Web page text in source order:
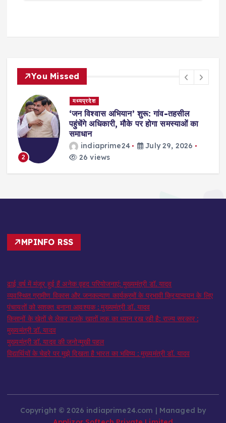
You Missed
2
मध्यप्रदेश
‘जन विश्वास अभियान’ शुरू: गांव-तहसील
पहुंचेंगे अधिकारी, मौके पर होगा समस्याओं का
समाधान
indiaprime24
July 29, 2026
26 views
MPINFO RSS
ढाई वर्ष में मंजूर हुई हैं अनेक वृहद परियोजनाएं: मुख्यमंत्री डॉ. यादव
व्यवस्थित ग्रामीण विकास और जनकल्याण कार्यक्रमों के प्रभावी क्रियान्वयन के लिए
पंचायतों को सशक्त बनाना आवश्यक : मुख्यमंत्री डॉ. यादव
किसानों के खेतों से लेकर उनके खातों तक का ध्यान रख रही है: राज्य सरकार :
मुख्यमंत्री डॉ. यादव
मुख्यमंत्री डॉ. यादव की जनोन्मुखी पहल
विद्यार्थियों के चेहरे पर मुझे दिखता है भारत का भविष्य : मुख्यमंत्री डॉ. यादव
Copyright © 2026 indiaprime24.com | Managed by